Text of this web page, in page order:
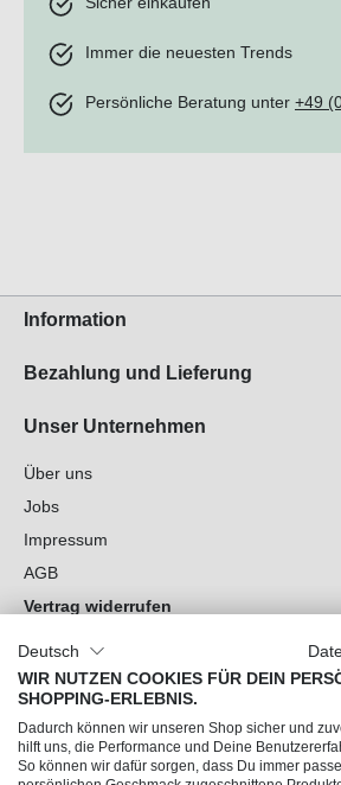
Immer die neuesten Trends
Persönliche Beratung unter +49
Information
Bezahlung und Lieferung
Unser Unternehmen
Über uns
Jobs
Impressum
AGB
Vertrag widerrufen
Cookie-Einstellungen
Du hast Fragen?
Unsere Socials
Deutsch
WIR NUTZEN COOKIES FÜR DEIN
SHOPPING-ERLEBNIS.
Dadurch können wir unseren Shop sicher und
hilft uns, die Performance und Deine
So können wir dafür sorgen, dass Du immer